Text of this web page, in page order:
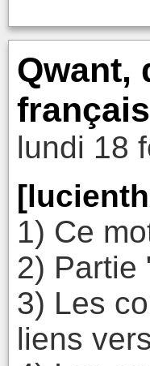
Qwant,
lundi 18
1) Ce
2) Partie
3) Les
liens